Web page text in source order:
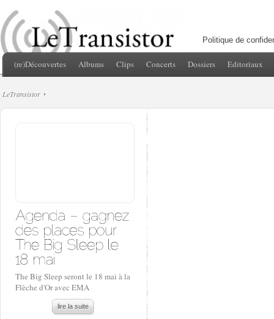
Politique de
(re)Découvertes Albums Clips Concerts Dossiers Editoriaux
LeTransistor
The Big Sleep seront le 18 mai à la
Flèche d'Or avec EMA
lire la suite